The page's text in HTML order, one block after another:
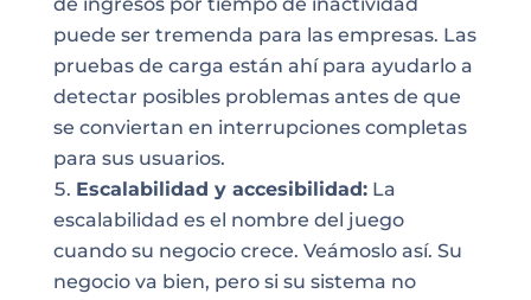
puede ser tremenda para las empresas. Las
pruebas de carga están ahí para ayudarlo a
detectar posibles problemas antes de que
se conviertan en interrupciones completas
para sus usuarios.
Escalabilidad y accesibilidad:La
escalabilidad es el nombre del juego
cuando su negocio crece. Veámoslo así. Su
negocio va bien, pero si su sistema no